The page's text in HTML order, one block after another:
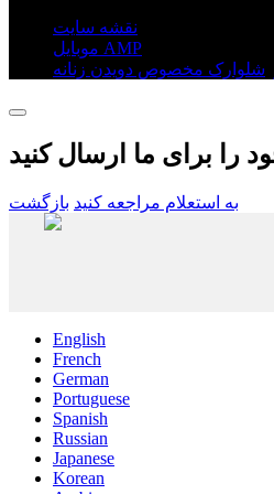
نقشه سایت
موبایل AMP
شلوارک مخصوص دویدن زنانه
به استعلام مراجعه کنید بازگشت
English
French
German
Portuguese
Spanish
Russian
Japanese
Korean